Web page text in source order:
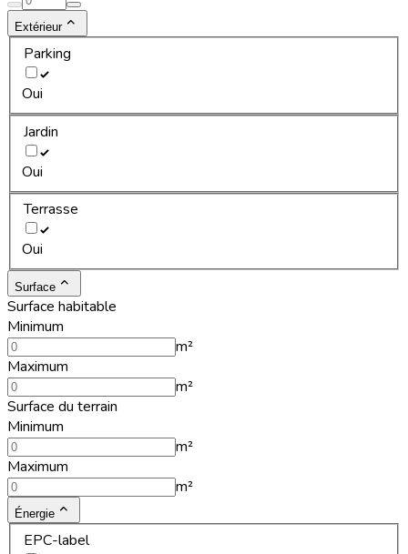
Extérieur
Parking
Oui
Jardin
Oui
Terrasse
Oui
Surface
Surface habitable
Minimum
m²
Maximum
m²
Surface du terrain
Minimum
m²
Maximum
m²
Énergie
EPC-label